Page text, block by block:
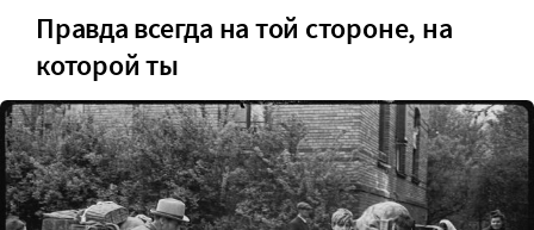
Правда всегда на той стороне, на
которой ты